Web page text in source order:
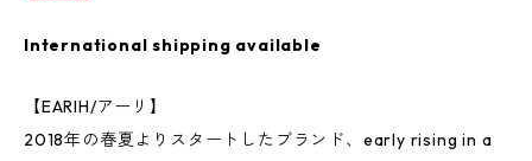
International shipping available
【EARIH/アーリ】
2018年の春夏よりスタートしたブランド、early rising in a